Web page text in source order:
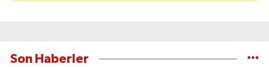
Son Haberler